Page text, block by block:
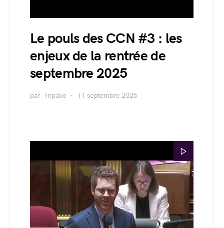
Le pouls des CCN #3 : les
enjeux de la rentrée de
septembre 2025
par Tripalio 11 septembre 2025